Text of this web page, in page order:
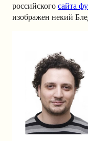
российского сайта
изображен некий